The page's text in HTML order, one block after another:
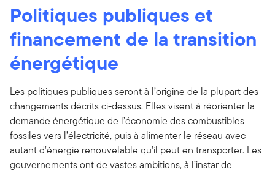
Politiques publiques et
financement de la transition
énergétique
Les politiques publiques seront à l’origine de la plupart des
changements décrits ci-dessus. Elles visent à réorienter la
demande énergétique de l’économie des combustibles
fossiles vers l’électricité, puis à alimenter le réseau avec
autant d’énergie renouvelable qu’il peut en transporter. Les
gouvernements ont de vastes ambitions, à l’instar de